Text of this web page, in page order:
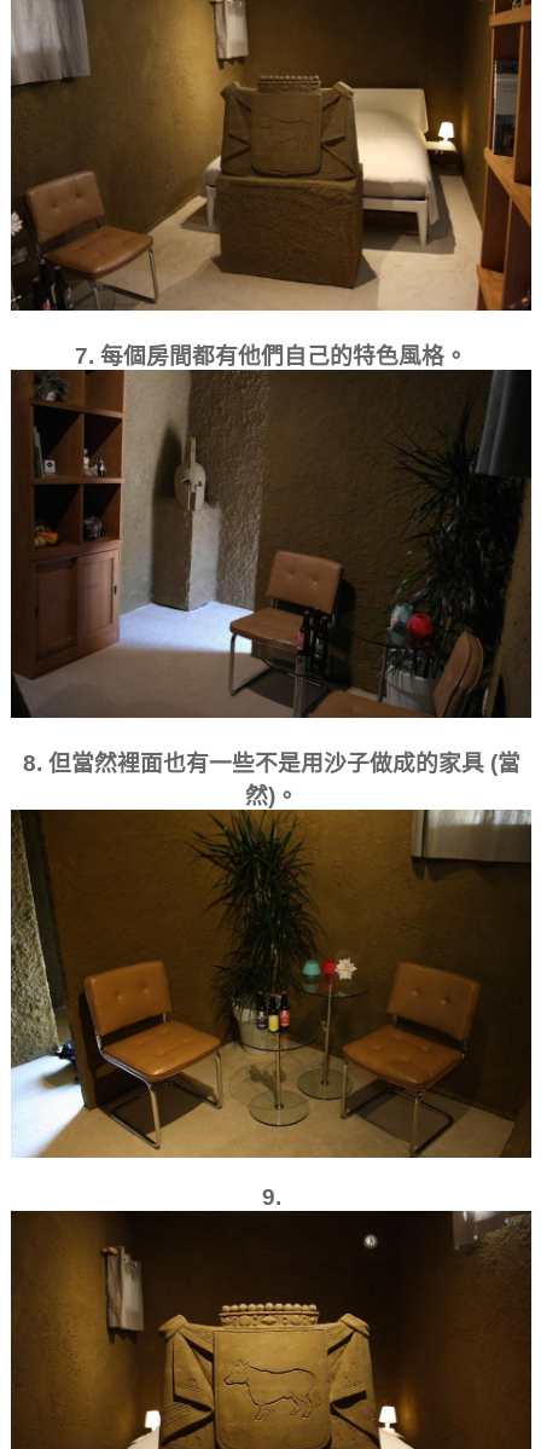
7. 每個房間都有他們自己的特色風格。
8. 但當然裡面也有一些不是用沙子做成的家具 (當
然)。
9.